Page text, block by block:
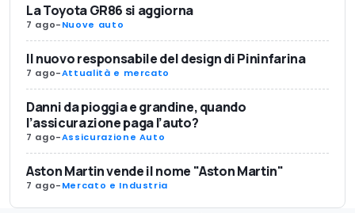
La Toyota GR86 si aggiorna
7 ago-Nuove auto
Il nuovo responsabile del design di Pininfarina
7 ago-Attualità e mercato
Danni da pioggia e grandine, quando
l’assicurazione paga l’auto?
7 ago-Assicurazione Auto
Aston Martin vende il nome "Aston Martin"
7 ago-Mercato e Industria